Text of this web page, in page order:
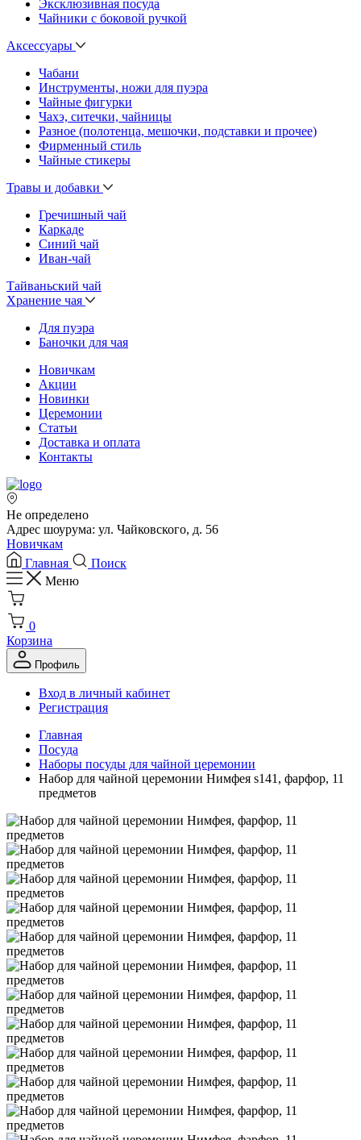
Эксклюзивная посуда
Чайники с боковой ручкой
Аксессуары
Чабани
Инструменты, ножи для пуэра
Чайные фигурки
Чахэ, ситечки, чайницы
Разное (полотенца, мешочки, подставки и прочее)
Фирменный стиль
Чайные стикеры
Травы и добавки
Гречишный чай
Каркаде
Синий чай
Иван-чай
Тайваньский чай
Хранение чая
Для пуэра
Баночки для чая
Новичкам
Акции
Новинки
Церемонии
Статьи
Доставка и оплата
Контакты
Не определено
Адрес шоурума: ул. Чайковского, д. 56
Новичкам
Главная
Поиск
Меню
0
Корзина
Профиль
Вход в личный кабинет
Регистрация
Главная
Посуда
Наборы посуды для чайной церемонии
Набор для чайной церемонии Нимфея s141, фарфор, 11
предметов